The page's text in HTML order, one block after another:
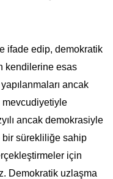
ifade edip, demokratik
kendilerine esas
ancak
mevcudiyetiyle
ancak demokrasiyle
bir sürekliliğe sahip
için
Demokratik uzlaşma